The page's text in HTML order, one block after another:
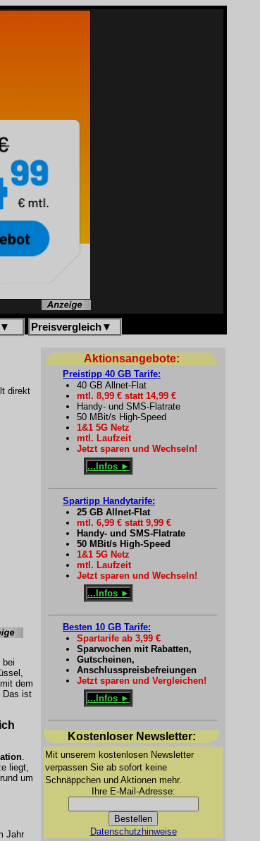
▼ Preisvergleich▼
direkt
bei
dem
Das ist
.
liegt,
um
Jahr
Aktionsangebote:
Preistipp 40 GB Tarife:
40 GB Allnet-Flat
mtl. 8,99 € statt 14,99 €
Handy- und SMS-Flatrate
50 MBit/s High-Speed
1&1 5G Netz
mtl. Laufzeit
Jetzt sparen und Wechseln!
...Infos ►
Spartipp Handytarife:
25 GB Allnet-Flat
mtl. 6,99 € statt 9,99 €
Handy- und SMS-Flatrate
50 MBit/s High-Speed
1&1 5G Netz
mtl. Laufzeit
Jetzt sparen und Wechseln!
...Infos ►
Besten 10 GB Tarife:
Spartarife ab 3,99 €
Sparwochen mit Rabatten,
Gutscheinen,
Anschlusspreisbefreiungen
Jetzt sparen und Vergleichen!
...Infos ►
Kostenloser Newsletter:
Mit unserem kostenlosen Newsletter
verpassen Sie ab sofort keine
Schnäppchen und Aktionen mehr.
Ihre E-Mail-Adresse:
Datenschutzhinweise